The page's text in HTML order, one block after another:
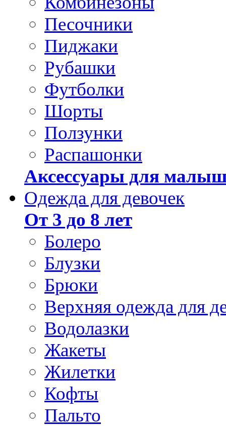
Песочники
Пиджаки
Рубашки
Футболки
Шорты
Ползунки
Распашонки
Аксессуары для
Одежда для девочек
От 3 до 8 лет
Болеро
Блузки
Брюки
Верхняя одежда для
Водолазки
Жакеты
Жилетки
Кофты
Пальто